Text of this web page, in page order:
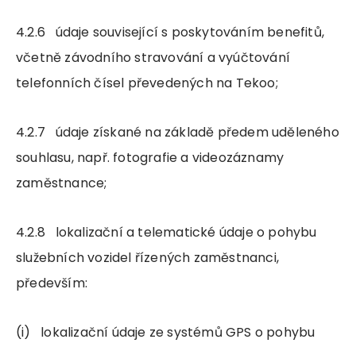
4.2.6 údaje související s poskytováním benefitů,
včetně závodního stravování a vyúčtování
telefonních čísel převedených na Tekoo;
4.2.7 údaje získané na základě předem uděleného
souhlasu, např. fotografie a videozáznamy
zaměstnance;
4.2.8 lokalizační a telematické údaje o pohybu
služebních vozidel řízených zaměstnanci,
především:
(i) lokalizační údaje ze systémů GPS o pohybu